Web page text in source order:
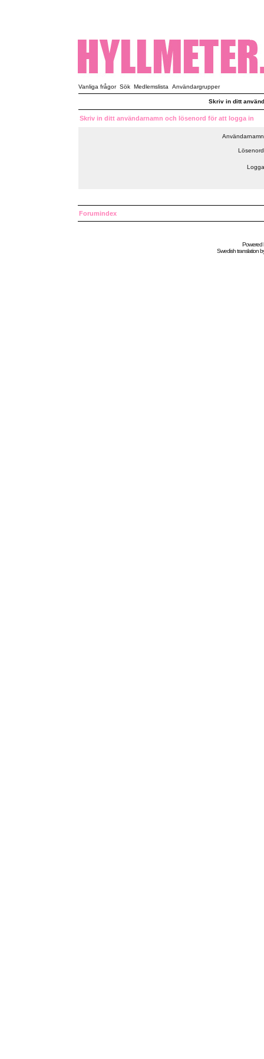
Vanliga frågor Sök Medlemslista Användargrupper
Skriv in ditt
Skriv in ditt användarnamn och lösenord för att logga in
Forumindex
Powered
Swedishtranslation